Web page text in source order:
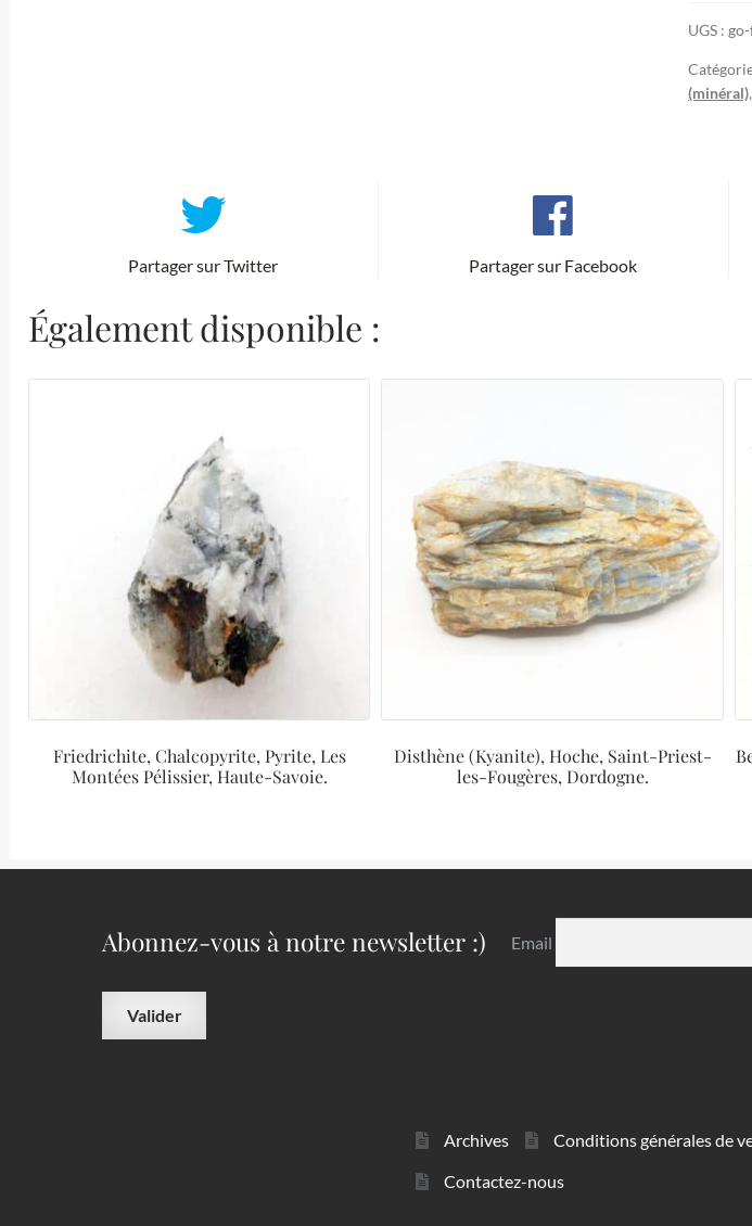
Puy-
de-
Dôme,
UGS :
(minéral),
Partager sur Twitter Partager sur Facebook
Également disponible :
Friedrichite, Chalcopyrite, Pyrite, Les
Montées Pélissier, Haute-Savoie.
Disthène (Kyanite), Hoche, Saint-Priest-
les-Fougères, Dordogne.
Abonnez-vous à notre newsletter :) Email
Archives Conditions générales de
Contactez-nous